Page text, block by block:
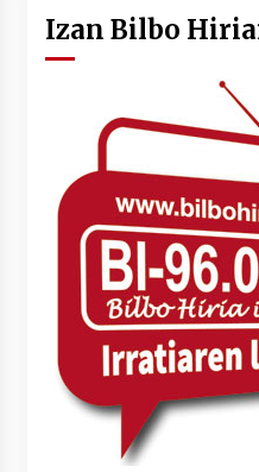
2026/07/07
Uribitarte40
2026/07/03
SOINUGELA:
lan berriak
2026/07/03
MUSIBLA
Tiga, Twisted
2026/07/02
Izan Bilbo